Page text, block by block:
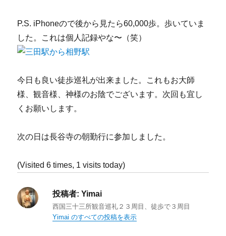
P.S. iPhoneので後から見たら60,000歩。歩いていま
した。これは個人記録やな〜（笑）
今日も良い徒歩巡礼が出来ました。これもお大師
様、観音様、神様のお陰でございます。次回も宜し
くお願いします。
次の日は長谷寺の朝勤行に参加しました。
(Visited 6 times, 1 visits today)
投稿者: Yimai
西国三十三所観音巡礼２３周目、徒歩で３周目
Yimai のすべての投稿を表示